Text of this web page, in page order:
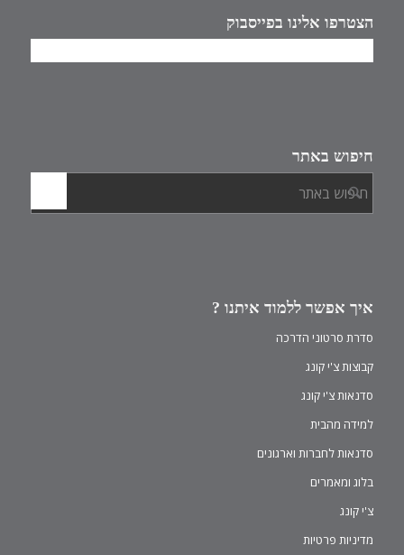
הצטרפו אלינו בפייסבוק
חיפוש באתר
איך אפשר ללמוד איתנו ?
סדרת סרטוני הדרכה
קבוצות צ'י קונג
סדנאות צ'י קונג
למידה מהבית
סדנאות לחברות וארגונים
בלוג ומאמרים
צ'י קונג
מדיניות פרטיות